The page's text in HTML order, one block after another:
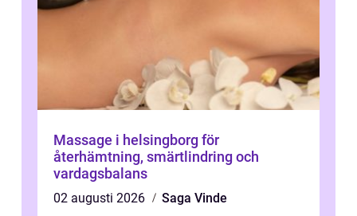
Massage i helsingborg för
återhämtning, smärtlindring och
vardagsbalans
02 augusti 2026
Saga Vinde